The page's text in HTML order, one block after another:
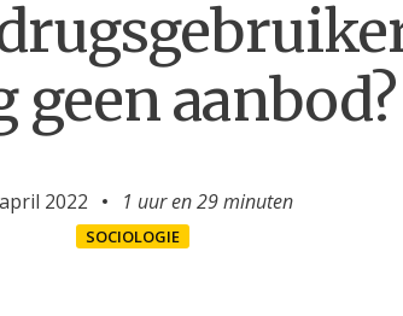
geen aanbod?
2022 1 uur en29 minuten
SOCIOLOGIE